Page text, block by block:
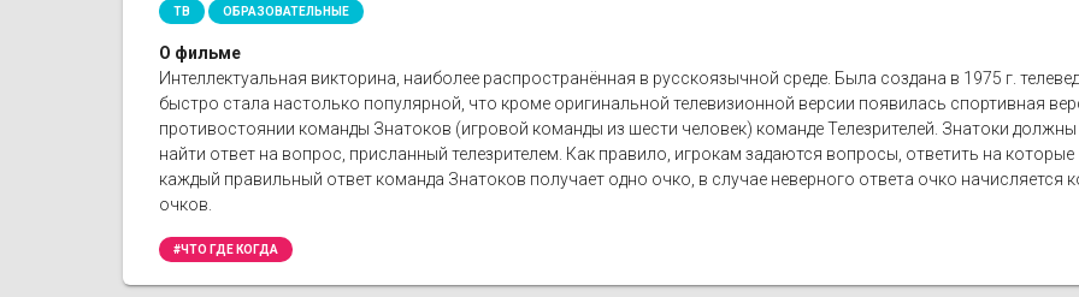
ТВ ОБРАЗОВАТЕЛЬНЫЕ
О фильме
Интеллектуальная викторина, наиболее распространённая в русскоязычной среде. Была создана в 1975 г.
быстро стала настолько популярной, что кроме оригинальной телевизионной версии появилась спортивная
противостоянии команды Знатоков (игровой команды из шести человек) команде Телезрителей. Знатоки
найти ответ на вопрос, присланный телезрителем. Как правило, игрокам задаются вопросы, ответить на
каждый правильный ответ команда Знатоков получает одно очко, в случае неверного ответа очко начисляется
очков.
#ЧТО ГДЕ КОГДА